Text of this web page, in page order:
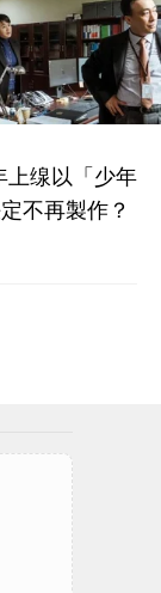
上缐以「少年
不再製作？